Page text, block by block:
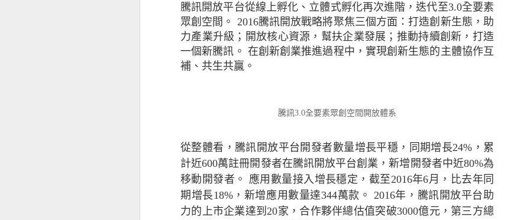
騰訊開放平台從線上孵化、立體式孵化再次進階，迭代至3.0全要素
眾創空間。
2016騰訊開放戰略將聚焦三個方面：打造創新生態，助
力產業升級；開放核心資源，幫扶企業發展；推動持續創新，打造
一個新騰訊。 在創新創業推進過程中，實現創新生態的主體協作互
補、共生共贏。
騰訊3.0全要素眾創空間開放體系
從整體看，騰訊開放平台開發者數量增長平穩，同期增長24%，累
計近600萬註冊開發者在騰訊開放平台創業，新增開發者中近80%為
移動開發者。
應用數量接入增長穩定，截至2016年6月，比去年同
期增長18%，新增應用數量達344萬款。
2016年，騰訊開放平台助
力的上市企業達到20家，合作夥伴總估值突破3000億元，第三方總
0 新增留言